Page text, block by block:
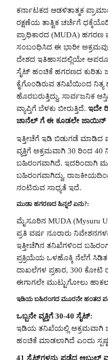
ಕರ್ನಾಟಕದ ಆಡಳಿತಾತ್ಮಕ
ರಕ್ಷಣೆಯ ತಾತ್ವಿಕ ಚರ್ಚೆಗೆ
ಪ್ರಾಧಿಕಾರದ (MUDA) ಹಗರಣ
ಸಂಬಂಧಿಸಿದ ಈ ಭಾರೀ ಅಕ್ರಮವು
ದೇಶದ ಇತಿಹಾಸದಲ್ಲಿಯೇ
ಸೈಟ್ ಹಂಚಿಕೆ ಹಗರಣದ ಕುರಿತು
ಕೈಗೊಂಡಿರುವ ತನಿಖೆಯಿಂದ
ಹೊರಬರುತ್ತಿದ್ದು, ಸಾರ್ವಜನಿಕ
ವ್ಯಾಪ್ತಿಗೆ ಬೆಳಕು ಬೀರುತ್ತಿದೆ. ಇದೇ
ಚಾನೆಲ್ ಗೆ ಈ ಕೂಡಲೇ ಜಾಯಿನ್
ಇತ್ತೀಚೆಗೆ ಇಡಿ ಬಿಡುಗಡೆ ಮಾಡಿದ
ವ್ಯಕ್ತಿಗೆ ಅಕ್ರಮವಾಗಿ 30 ರಿಂದ
ಬಹಿರಂಗವಾಗಿದೆ. ಇದರಿಂದಾಗಿ
ಬಹಿರಂಗವಾಗಿದ್ದು,
ನಂಟಿರುವ ಸಾಧ್ಯತೆ ಇದೆ.
ಮುಡಾ ಹಗರಣದ ಹಿನ್ನಲೆ ಏನು?:
ಮೈಸೂರಿನ MUDA (Mysuru
ಪ್ರತಿ ವರ್ಷ ನೂರಾರು
ಇತ್ತೀಚೆಗಿನ ತನಿಖೆಗಳಿಂದ
ಪ್ರಕ್ರಿಯೆಯ ಒಳಹೊಕ್ಕಿ ನೆಲೆಗೆ
ದಾಖಲೆಗಳ ಪ್ರಕಾರ, 300 ಕೋಟಿ
ಈಗಾಗಲೇ ಮುಟ್ಟುಗೋಲು
ಇಡಿಯ ಬಹಿರಂಗದ ಮೂರನೇ ಹಂತದ
ಒಬ್ಬನೇ ವ್ಯಕ್ತಿಗೆ 30-40 ಸೈಟ್:
ಇಡಿಯ ತನಿಖೆಯಲ್ಲಿ ಅಕ್ರಮವಾಗಿ
ಹಂಚಿಕೆ ಮಾಡಲಾಗಿದೆ ಎಂದು
41 ಸೈಟ್‌ಗಳನ್ನು ಪಡೆದ ಅಬ್ದುಲ್‌